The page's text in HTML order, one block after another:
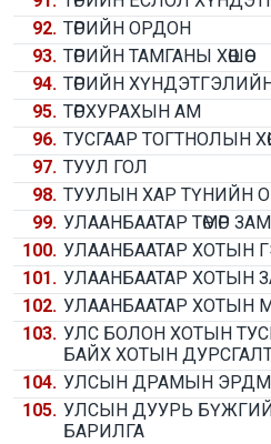
92. ТӨРИЙН ОРДОН
93. ТӨРИЙН ТАМГАНЫ ХӨШӨӨ
94. ТӨРИЙН ХҮНДЭТГЭЛИЙН
95. ТӨРХУРАХЫН АМ
96. ТУСГААР ТОГТНОЛЫН
97. ТУУЛ ГОЛ
98. ТУУЛЫН ХАР ТҮНИЙН
99. УЛААНБААТАР ТӨМӨР ЗАМ
100. УЛААНБААТАР ХОТЫН
101. УЛААНБААТАР ХОТЫН
102. УЛААНБААТАР ХОТЫН
103. УЛС БОЛОН ХОТЫН
БАЙХ ХОТЫН
104. УЛСЫН ДРАМЫН
105. УЛСЫН ДУУРЬ
БАРИЛГА